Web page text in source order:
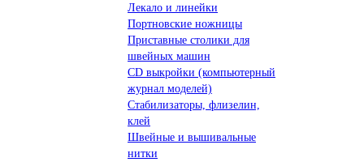
Лекало и линейки
Портновские ножницы
Приставные столики для
швейных машин
СD выкройки (компьютерный
журнал моделей)
Стабилизаторы, флизелин,
клей
Швейные и вышивальные
нитки